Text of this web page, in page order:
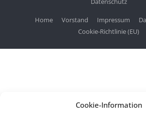
Cookie-Information
Home Vorstand Impressum
Cookie-Richtlinie (EU)